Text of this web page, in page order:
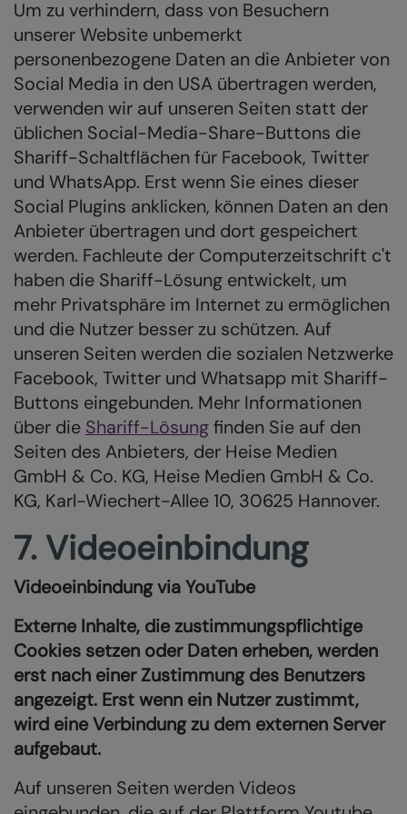
Um zu verhindern, dass von Besuchern
unserer Website unbemerkt
personenbezogene Daten an die Anbieter von
Social Media in den USA übertragen werden,
verwenden wir auf unseren Seiten statt der
üblichen Social-Media-Share-Buttons die
Shariff-Schaltflächen für Facebook, Twitter
und WhatsApp. Erst wenn Sie eines dieser
Social Plugins anklicken, können Daten an den
Anbieter übertragen und dort gespeichert
werden. Fachleute der Computerzeitschrift c't
haben die Shariff-Lösung entwickelt, um
mehr Privatsphäre im Internet zu ermöglichen
und die Nutzer besser zu schützen. Auf
unseren Seiten werden die sozialen Netzwerke
Facebook, Twitter und Whatsapp mit Shariff-
Buttons eingebunden. Mehr Informationen
über die Shariff-Lösungfinden Sie auf den
Seiten des Anbieters, der Heise Medien
GmbH & Co. KG, Heise Medien GmbH & Co.
KG, Karl-Wiechert-Allee 10, 30625 Hannover.
7. Videoeinbindung
Videoeinbindung via YouTube
Externe Inhalte, die zustimmungspflichtige
Cookies setzen oder Daten erheben, werden
erst nach einer Zustimmung des Benutzers
angezeigt. Erst wenn ein Nutzer zustimmt,
wird eine Verbindung zu dem externen Server
aufgebaut.
Auf unseren Seiten werden Videos